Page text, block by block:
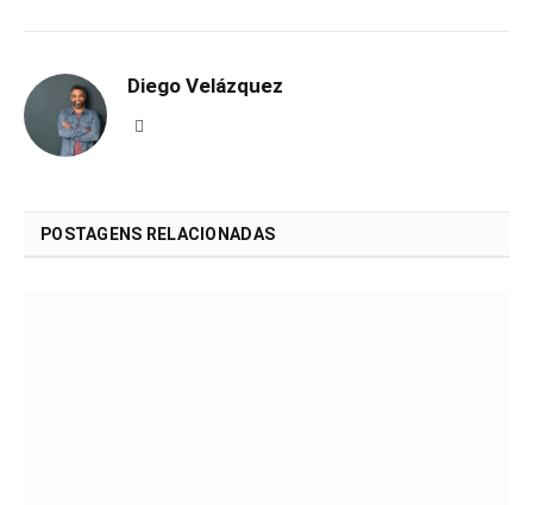
Diego Velázquez
POSTAGENS RELACIONADAS